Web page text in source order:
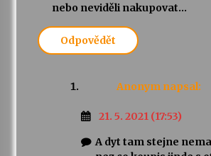
nebo neviděli nakupovat…
Odpovědět
Anonym napsal:
21. 5. 2021 (17:53)
A dyt tam stejne